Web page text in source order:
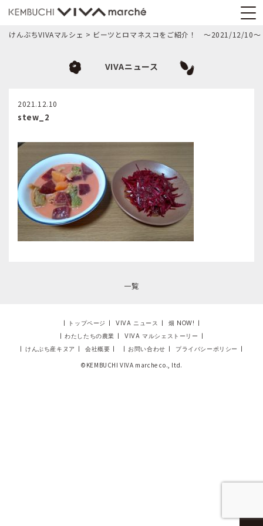
けんぶちVIVAマルシェ > ビーツとロマネスコをご紹介！ 〜2021/12/10〜
VIVAニュース
2021.12.10
stew_2
一覧
| トップページ | VIVA ニュース | 畑 NOW! |
| わたしたちの農業 | VIVA マルシェストーリー |
| けんぶち産キヌア | 会社概要 | | お問い合わせ | プライバシーポリシー |
©KEMBUCHI VIVA marche co., ltd.